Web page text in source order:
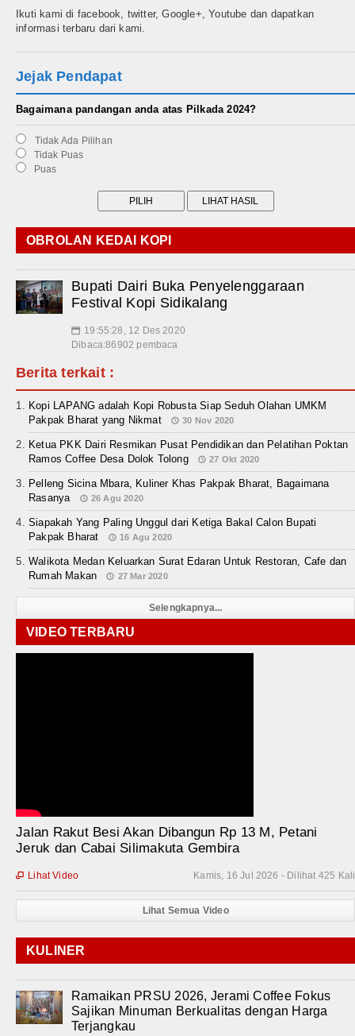
Ikuti kami di facebook, twitter, Google+, Youtube dan dapatkan
informasi terbaru dari kami.
Jejak Pendapat
Bagaimana pandangan anda atas Pilkada 2024?
Tidak Ada Pilihan
Tidak Puas
Puas
OBROLAN KEDAI KOPI
Bupati Dairi Buka Penyelenggaraan
Festival Kopi Sidikalang
📅 19:55:28, 12 Des 2020
Dibaca:86902 pembaca
Berita terkait :
Kopi LAPANG adalah Kopi Robusta Siap Seduh Olahan UMKM
Pakpak Bharat yang Nikmat
30 Nov 2020
Ketua PKK Dairi Resmikan Pusat Pendidikan dan Pelatihan Poktan
Ramos Coffee Desa Dolok Tolong
27 Okt 2020
Pelleng Sicina Mbara, Kuliner Khas Pakpak Bharat, Bagaimana
Rasanya
26 Agu 2020
Siapakah Yang Paling Unggul dari Ketiga Bakal Calon Bupati
Pakpak Bharat
16 Agu 2020
Walikota Medan Keluarkan Surat Edaran Untuk Restoran, Cafe dan
Rumah Makan
27 Mar 2020
Selengkapnya...
VIDEO TERBARU
Jalan Rakut Besi Akan Dibangun Rp 13 M, Petani
Jeruk dan Cabai Silimakuta Gembira
Kamis, 16 Jul 2026 - Dilihat 425 Kali
 Lihat Video
Lihat Semua Video
KULINER
Ramaikan PRSU 2026, Jerami Coffee Fokus
Sajikan Minuman Berkualitas dengan Harga
Terjangkau